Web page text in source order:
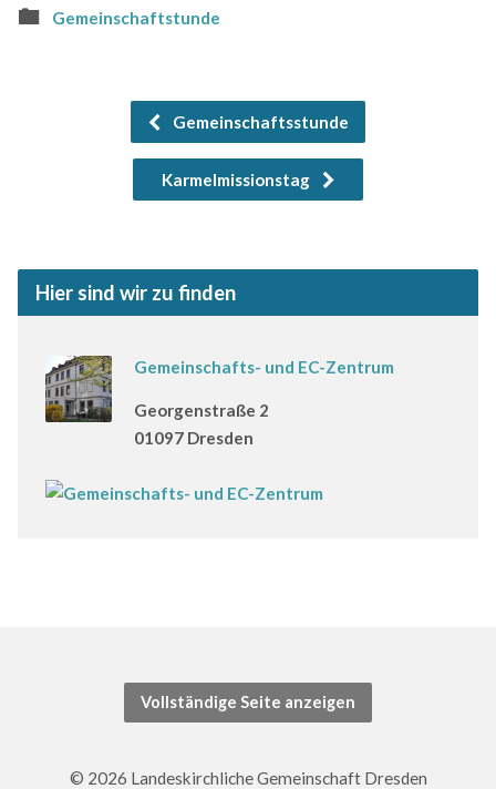
Gemeinschaftstunde
Gemeinschaftsstunde
Karmelmissionstag
Hier sind wir zu finden
Gemeinschafts- und EC-Zentrum
Georgenstraße 2
01097 Dresden
Vollständige Seite anzeigen
© 2026 Landeskirchliche Gemeinschaft Dresden